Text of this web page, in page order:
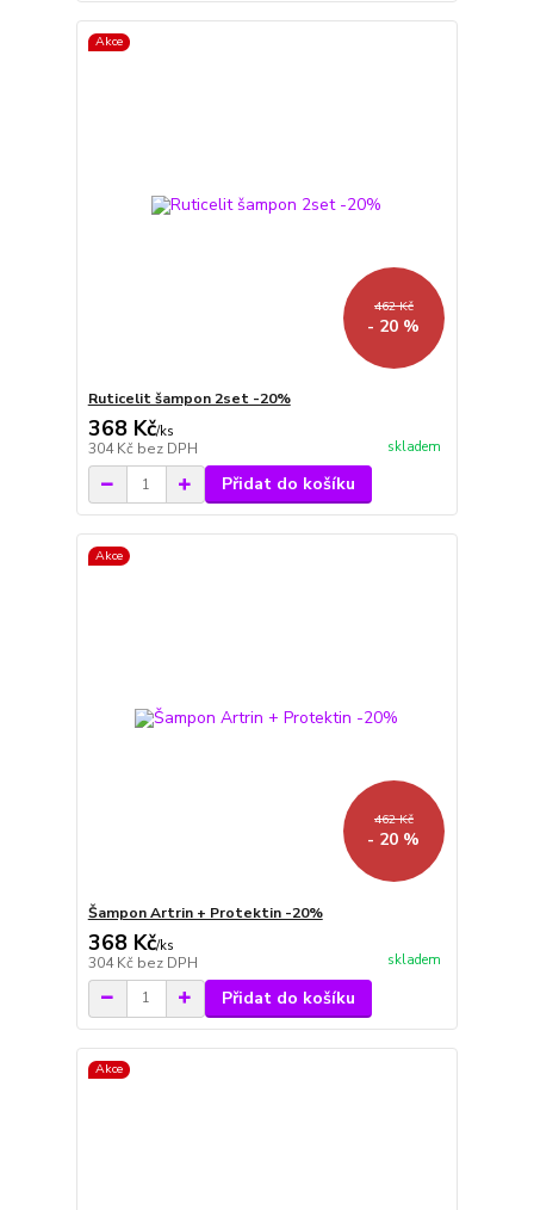
Akce
462 Kč
- 20 %
Ruticelit šampon 2set -20%
368 Kč/ks
304 Kč bez DPH skladem
Přidat do košíku
Akce
462 Kč
- 20 %
Šampon Artrin + Protektin -20%
368 Kč/ks
304 Kč bez DPH skladem
Přidat do košíku
Akce